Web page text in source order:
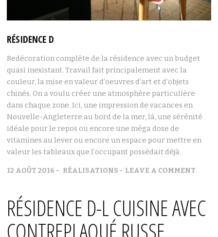
RÉSIDENCE D
Redécoration complète de la résidence avec un budget
quasi inexistant. Travail fait principalement avec la
couleur, la mise en valeur d’oeuvres d’art et d’objets
chinés. On a voulu créer une atmosphère particulière
dans chaque zone. Ici, une impression de vacances en
Nouvelle-Angleterre au bord de la mer, là, une sérénité
idéale pour le repos ou encore une méga dose de
vitamines au lever ou encore un espace pour mettre en
valeur les tableaux que l’occupant possèdait déjà.
12 AOÛT 2016 RÉALISATIONS LEAVE A COMMENT
RÉSIDENCE D-L CUISINE AVEC
CONTREPLAQUÉ RUSSE